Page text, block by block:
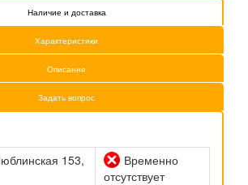
Наличие и доставка
Характеристики
Описание
Задать вопрос
153,
Временно
отсутствует